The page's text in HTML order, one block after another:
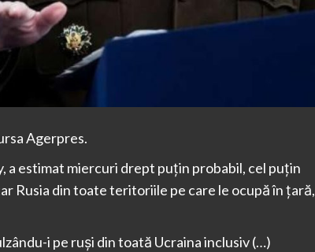
Agerpres.
a estimat miercuri drept puţin probabil, cel puţin
Rusia din toate teritoriile pe care le ocupă în ţară,
i pe ruşi din toată Ucraina inclusiv (…)